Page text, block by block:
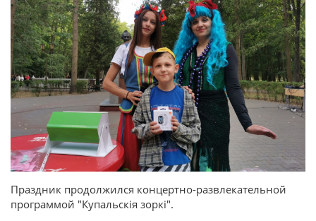
Праздник продолжился концертно-развлекательной
программой "Купальскія зоркі".